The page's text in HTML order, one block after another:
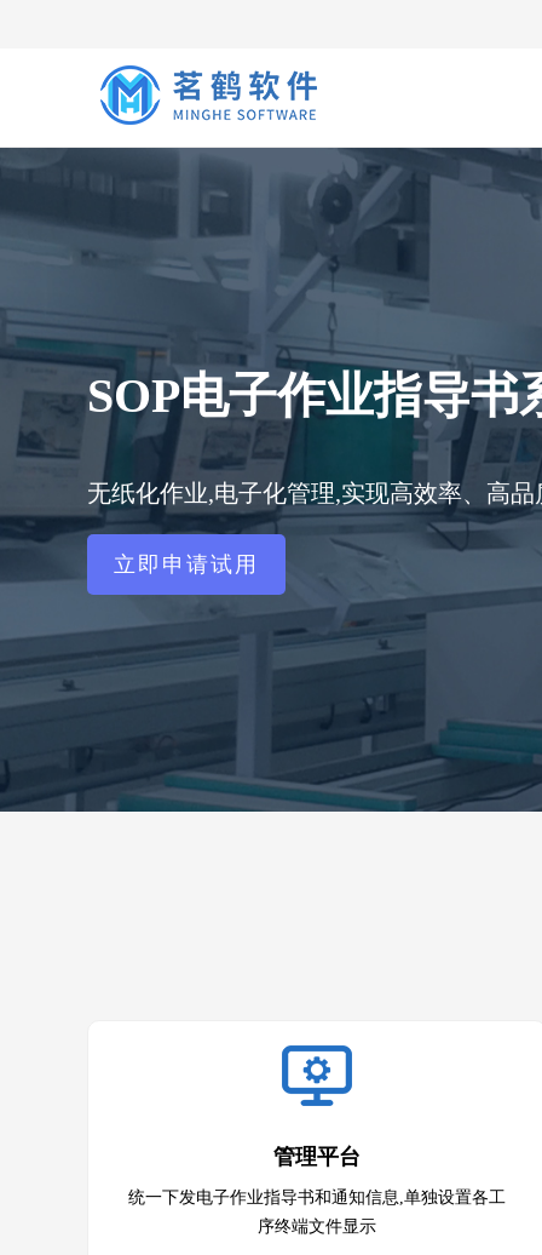
SOP电子作业指导书
无纸化作业,电子化管理,实现高效率、高
立即申请试用
管理平台
统一下发电子作业指导书和通知信息,单独设置各工
序终端文件显示